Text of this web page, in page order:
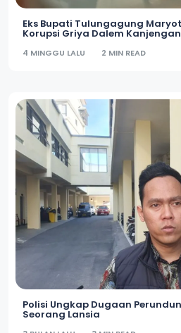
Eks Bupati Tulungagung
Korupsi Griya Dalem Kanjengan
4 MINGGU LALU 2 MIN READ
Polisi Ungkap Dugaan
Seorang Lansia